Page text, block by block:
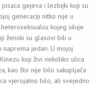
gejeva i lezbijki koji su
generaciji nitko nije u
kojeg siluje
ženski su glasovi bili u
naprema jedan. U mojoj
koji živi nekoliko ulica
kao što nije bilo sakupljača
vjerojatno bilo, ali svejedno